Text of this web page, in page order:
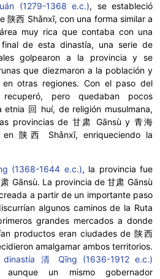
(1279-1368 e.c.), se estableció
陕西 Shǎnxī, con una forma similar a
muy rica que contaba con una
de esta dinastía, una serie de
golpearon a la provincia y se
que diezmaron a la población y
otras regiones. Con el paso del
pero quedaban pocos
etnia 回 huí, de religión musulmana,
provincias de 甘肃 Gānsù y 青海
en 陕西 Shǎnxī, enriqueciendo la
(1368-1644 e.c.), la provincia fue
Gānsù. La provincia de 甘肃 Gānsù
a partir de un importante paso
algunos caminos de la Ruta
grandes mercados a donde
productos eran ciudades de 陕西
amalgamar ambos territorios.
dinastía 清 Qīng (1636-1912 e.c.)
aunque un mismo gobernador